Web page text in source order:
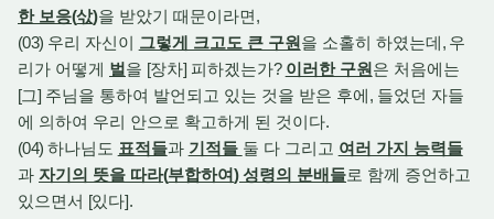
한 보응(삯)을 받았기 때문이라면,
(03) 우리 자신이 그렇게 크고도 큰 구원을 소홀히 하였는데, 우
리가 어떻게 벌을 [장차] 피하겠는가? 이러한 구원은 처음에는
[그] 주님을 통하여 발언되고 있는 것을 받은 후에, 들었던 자들
에 의하여 우리 안으로 확고하게 된 것이다.
(04) 하나님도 표적들과 기적들 둘 다 그리고 여러 가지 능력들
과 자기의 뜻을 따라(부합하여)성령의 분배들로 함께 증언하고
있으면서 [있다].